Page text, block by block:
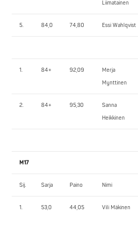
Liimatainen
5. 84,0 74,80 Essi Wahlqvist
1. 84+ 92,09
Merja
Mynttinen
2. 84+ 95,30
Sanna
Heikkinen
M17
Sij. Sarja Paino Nimi
1. 53,0 44,05 Vili Mäkinen